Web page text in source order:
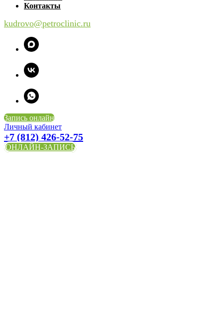
Контакты
kudrovo@petroclinic.ru
Запись онлайн
Личный кабинет
+7 (812) 426-52-75
ОНЛАЙН-ЗАПИСЬ